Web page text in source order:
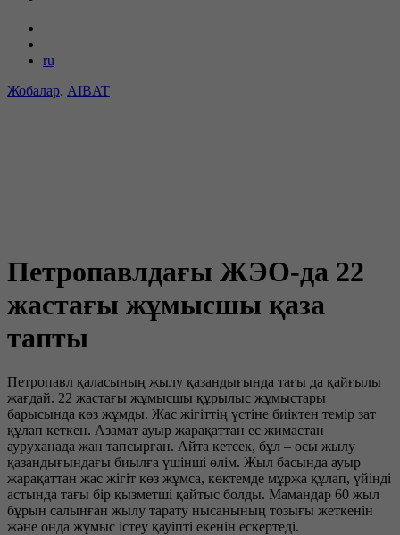
ru
Жобалар. AIBAT
Петропавлдағы ЖЭО-да 22
жастағы жұмысшы қаза
тапты
Петропавл қаласының жылу қазандығында тағы да қайғылы
жағдай. 22 жастағы жұмысшы құрылыс жұмыстары
барысында көз жұмды. Жас жігіттің үстіне биіктен темір зат
құлап кеткен. Азамат ауыр жарақаттан ес жимастан
ауруханада жан тапсырған. Айта кетсек, бұл – осы жылу
қазандығындағы биылға үшінші өлім. Жыл басында ауыр
жарақаттан жас жігіт көз жұмса, көктемде мұржа құлап, үйінді
астында тағы бір қызметші қайтыс болды. Мамандар 60 жыл
бұрын салынған жылу тарату нысанының тозығы жеткенін
және онда жұмыс істеу қауіпті екенін ескертеді.